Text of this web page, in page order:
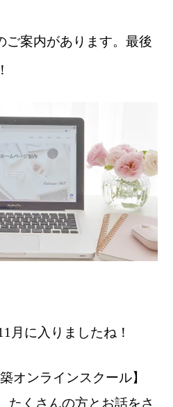
ご案内があります。最後
月に入りましたね！
オンラインスクール】
たくさんの方とお話をさ